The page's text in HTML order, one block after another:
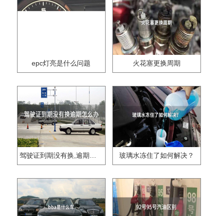
epc灯亮是什么问题 火花塞更换周期
驾驶证到期没有换,逾期怎么办?? 玻璃水冻住了如何解决？